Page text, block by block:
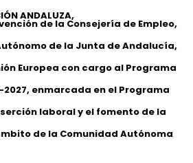
ANDALUZA,
de la Consejería de Empleo,
de la Junta de Andalucía,
Europea con cargo al Programa
2027, enmarcada en el Programa
laboral y el fomento de la
de la Comunidad Autónoma